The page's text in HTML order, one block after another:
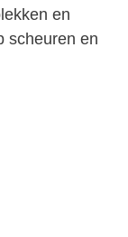
en
scheuren en